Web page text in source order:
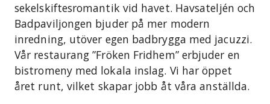
sekelskiftesromantik vid havet. Havsateljén och
Badpaviljongen bjuder på mer modern
inredning, utöver egen badbrygga med jacuzzi.
Vår restaurang ”Fröken Fridhem” erbjuder en
bistromeny med lokala inslag. Vi har öppet
året runt, vilket skapar jobb åt våra anställda.